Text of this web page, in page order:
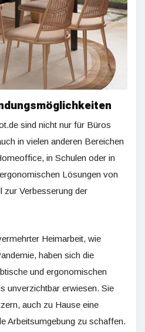
sind nicht nur für Büros
in vielen anderen Bereichen
in Schulen oder in
Lösungen von
zur Verbesserung der
Heimarbeit, wie
haben sich die
und ergonomischen
unverzichtbar erwiesen. Sie
auch zu Hause eine
Arbeitsumgebung zu schaffen.